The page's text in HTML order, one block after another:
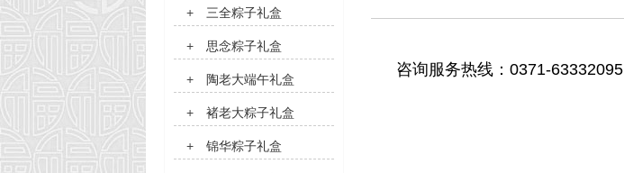
咨询服务热线： 0371-63332095
+ 三全粽子礼盒
+ 思念粽子礼盒
+ 陶老大端午礼盒
+ 褚老大粽子礼盒
+ 锦华粽子礼盒